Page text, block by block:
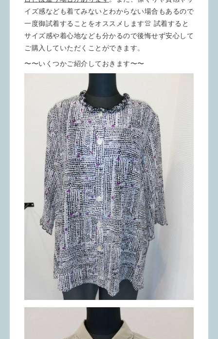
イズ感なども着てみないとわからない場合もあるので
一度御試着することをオススメします👚 試着すると
サイズ感や着心地なども分かるので後悔せず安心して
ご購入していただくことができます。
〜〜いくつかご紹介しておきます〜〜